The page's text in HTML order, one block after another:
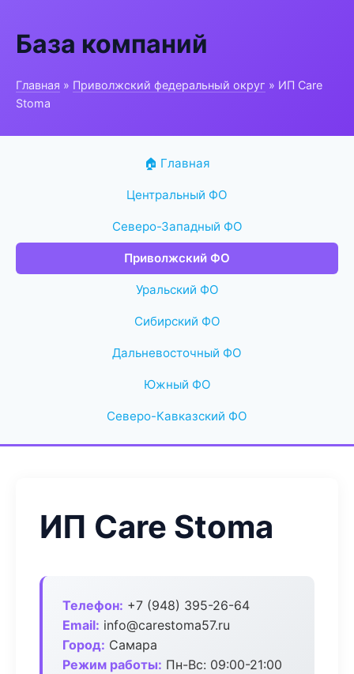
База компаний
Главная » Приволжский федеральный округ » ИП Care
Stoma
🏠 Главная
Центральный ФО
Северо-Западный ФО
Приволжский ФО
Уральский ФО
Сибирский ФО
Дальневосточный ФО
Южный ФО
Северо-Кавказский ФО
ИП Care Stoma
Телефон: +7 (948) 395-26-64
Email: info@carestoma57.ru
Город: Самара
Режим работы: Пн-Вс: 09:00-21:00